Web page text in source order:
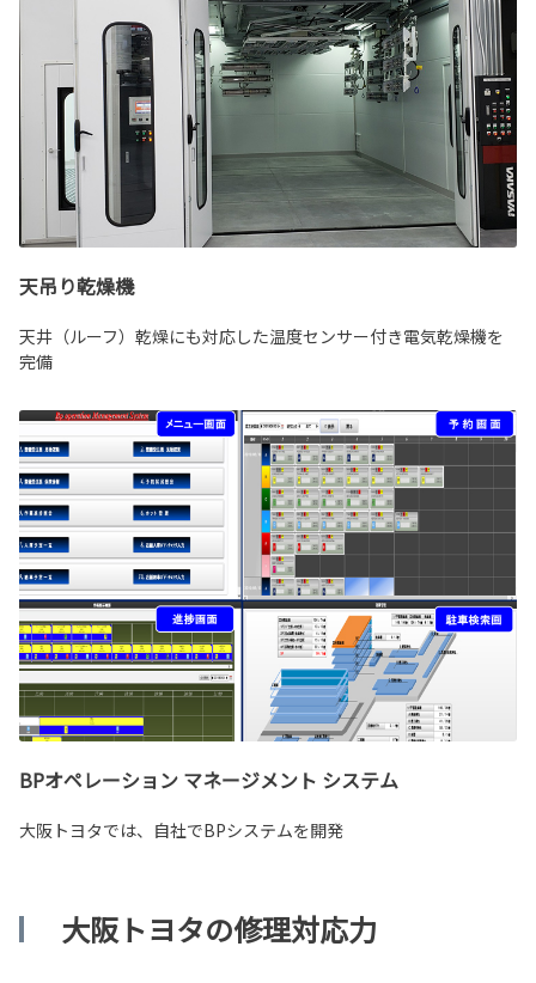
天吊り乾燥機
天井（ルーフ）乾燥にも対応した温度センサー付き電気乾燥機を
完備
BPオペレーション マネージメント システム
大阪トヨタでは、自社でBPシステムを開発
大阪トヨタの修理対応力